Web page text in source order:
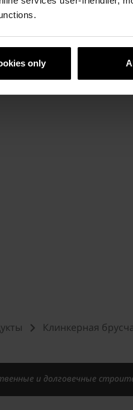
only
Изготовленная в Азери
Клинкерная
и долговечные